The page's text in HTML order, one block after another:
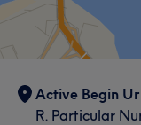
Active Begin
R. Particular